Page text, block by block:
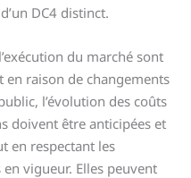
DC4 distinct.
du marché sont
raison de changements
l’évolution des coûts
doivent être anticipées et
en respectant les
vigueur. Elles peuvent